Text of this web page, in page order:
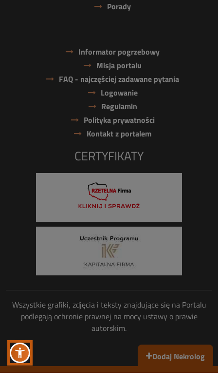
Dodaj Nekrolog
Porady
Informator pogrzebowy
Misja portalu
FAQ - najczęściej zadawane pytania
Logowanie
Regulamin
Polityka prywatności
Kontakt z portalem
CERTYFIKATY
Wszystkie grafiki, zdjęcia i teksty znajdujące się na Portalu
podlegają ochronie prawnej na mocy ustawy o prawie
autorskim.